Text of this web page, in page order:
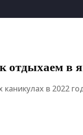
в
в 2022